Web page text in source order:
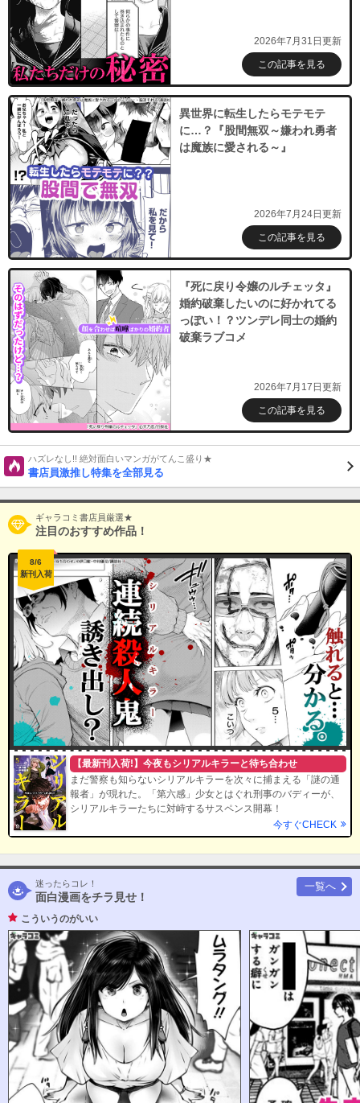
2026年7月31日更新
この記事を見る
異世界に転生したらモテモテ
に…？『股間無双～嫌われ勇者
は魔族に愛される～』
2026年7月24日更新
この記事を見る
『死に戻り令嬢のルチェッタ』
婚約破棄したいのに好かれてる
っぽい！？ツンデレ同士の婚約
破棄ラブコメ
2026年7月17日更新
この記事を見る
ハズレなし!! 絶対面白いマンガがてんこ盛り★
書店員激推し特集を全部見る
ギャラコミ書店員厳選★
注目のおすすめ作品！
8/6
新刊入荷
【最新刊入荷!】今夜もシリアルキラーと待ち合わせ
まだ警察も知らないシリアルキラーを次々に捕まえる「謎の通
報者」が現れた。「第六感」少女とはぐれ刑事のバディーが、
シリアルキラーたちに対峙するサスペンス開幕！
今すぐCHECK
迷ったらコレ！
面白漫画をチラ見せ！
一覧へ
こういうのがいい